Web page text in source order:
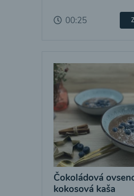
00:25
Čokoládová
kokosová kaša